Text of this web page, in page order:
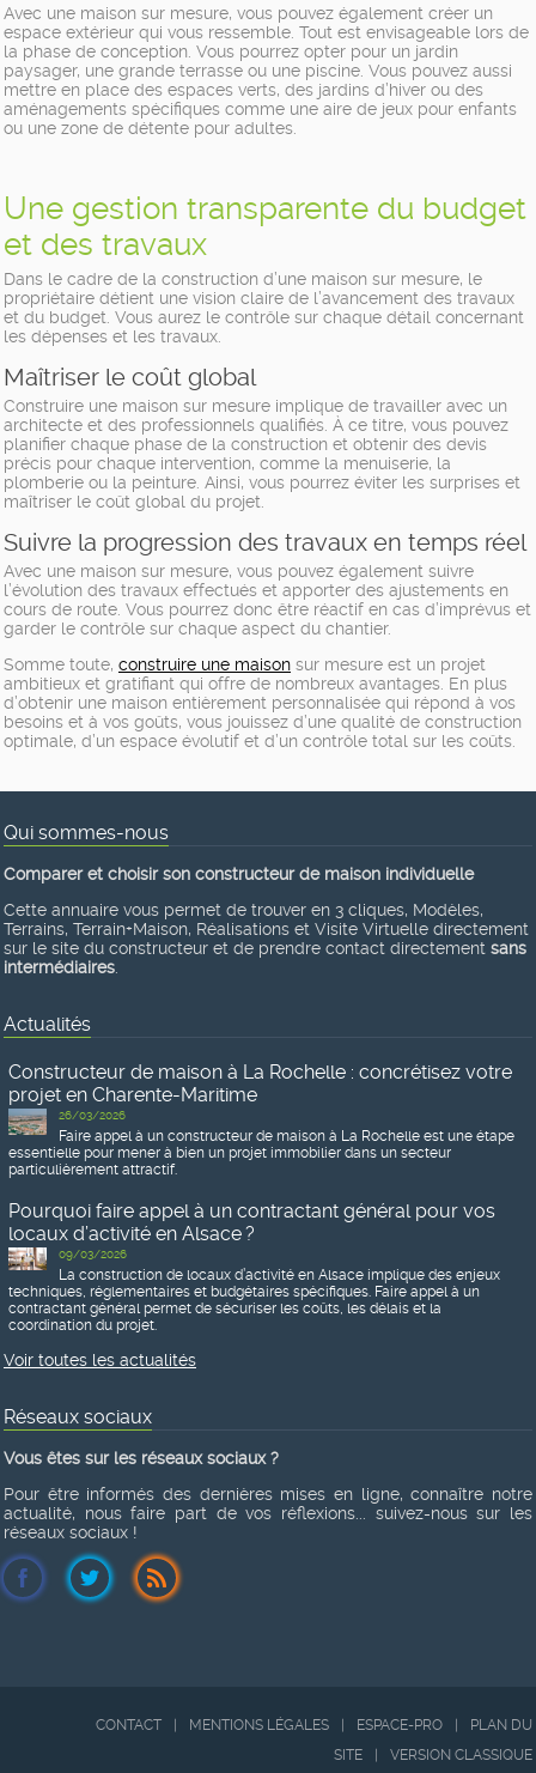
Avec une maison sur mesure, vous pouvez également créer un
espace extérieur qui vous ressemble. Tout est envisageable lors de
la phase de conception. Vous pourrez opter pour un jardin
paysager, une grande terrasse ou une piscine. Vous pouvez aussi
mettre en place des espaces verts, des jardins d’hiver ou des
aménagements spécifiques comme une aire de jeux pour enfants
ou une zone de détente pour adultes.
Une gestion transparente du budget
et des travaux
Dans le cadre de la construction d’une maison sur mesure, le
propriétaire détient une vision claire de l’avancement des travaux
et du budget. Vous aurez le contrôle sur chaque détail concernant
les dépenses et les travaux.
Maîtriser le coût global
Construire une maison sur mesure implique de travailler avec un
architecte et des professionnels qualifiés. À ce titre, vous pouvez
planifier chaque phase de la construction et obtenir des devis
précis pour chaque intervention, comme la menuiserie, la
plomberie ou la peinture. Ainsi, vous pourrez éviter les surprises et
maîtriser le coût global du projet.
Suivre la progression des travaux en temps réel
Avec une maison sur mesure, vous pouvez également suivre
l’évolution des travaux effectués et apporter des ajustements en
cours de route. Vous pourrez donc être réactif en cas d’imprévus et
garder le contrôle sur chaque aspect du chantier.
Somme toute, construire une maison sur mesure est un projet
ambitieux et gratifiant qui offre de nombreux avantages. En plus
d’obtenir une maison entièrement personnalisée qui répond à vos
besoins et à vos goûts, vous jouissez d’une qualité de construction
optimale, d’un espace évolutif et d’un contrôle total sur les coûts.
Qui sommes-nous
Comparer et choisir son constructeur de maison individuelle
Cette annuaire vous permet de trouver en 3 cliques, Modèles,
Terrains, Terrain+Maison, Réalisations et Visite Virtuelle directement
sur le site du constructeur et de prendre contact directement sans
intermédiaires
Actualités
Constructeur de maison à La Rochelle : concrétisez votre
projet en Charente-Maritime
26/03/2026
Faire appel à un constructeur de maison à La Rochelle est une étape
essentielle pour mener à bien un projet immobilier dans un secteur
particulièrement attractif.
Pourquoi faire appel à un contractant général pour vos
locaux d’activité en Alsace ?
09/03/2026
La construction de locaux d’activité en Alsace implique des enjeux
techniques, réglementaires et budgétaires spécifiques. Faire appel à un
contractant général permet de sécuriser les coûts, les délais et la
coordination du projet.
Voir toutes les actualités
Réseaux sociaux
Vous êtes sur les réseaux sociaux ?
Pour être informés des dernières mises en ligne, connaître notre
actualité, nous faire part de vos réflexions... suivez-nous sur les
réseaux sociaux !
CONTACT MENTIONS LÉGALES ESPACE-PRO
PLAN DU
SITE
VERSION CLASSIQUE